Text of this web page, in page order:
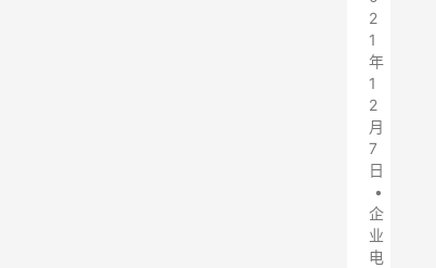
2
1
年
1
2
月
7
日
•
企
业
电